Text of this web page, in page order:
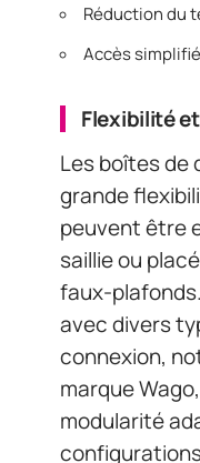
Réduction du
Accès simplifié
Flexibilité
Les boîtes de
grande
peuvent être
saillie ou
faux-
avec divers
connexion,
marque
modularité